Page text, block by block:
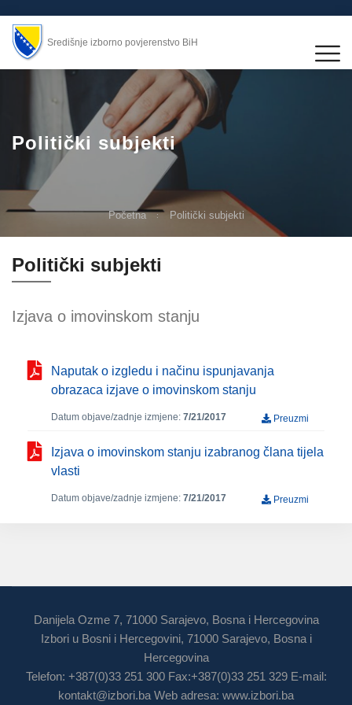
Središnje izborno povjerenstvo BiH
Politički subjekti
Početna Politički subjekti
Politički subjekti
Izjava o imovinskom stanju
Naputak o izgledu i načinu ispunjavanja
obrazaca izjave o imovinskom stanju
Datum objave/zadnje izmjene: 7/21/2017 Preuzmi
Izjava o imovinskom stanju izabranog člana tijela
vlasti
Datum objave/zadnje izmjene: 7/21/2017 Preuzmi
Danijela Ozme 7, 71000 Sarajevo, Bosna i Hercegovina
Izbori u Bosni i Hercegovini, 71000 Sarajevo, Bosna i
Hercegovina
Telefon: +387(0)33 251 300 Fax:+387(0)33 251 329 E-mail:
kontakt@izbori.ba Web adresa: www.izbori.ba